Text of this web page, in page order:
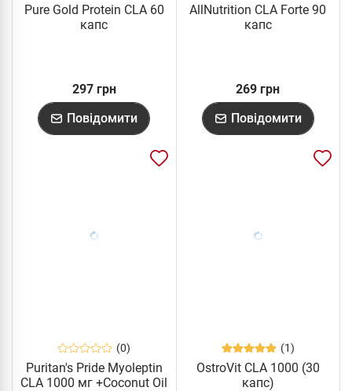
Pure Gold Protein CLA 60
капс
297 грн
Повідомити
AllNutrition CLA Forte 90
капс
269 грн
Повідомити
(0)
Puritan's Pride Myoleptin
CLA 1000 мг +Coconut Oil
(1)
OstroVit CLA 1000 (30
капс)